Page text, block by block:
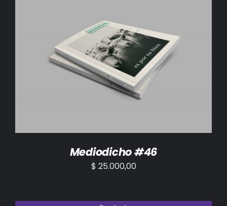
AÑADIR AL CARRITO DETALLES
Mediodicho #46
$ 25.000,00